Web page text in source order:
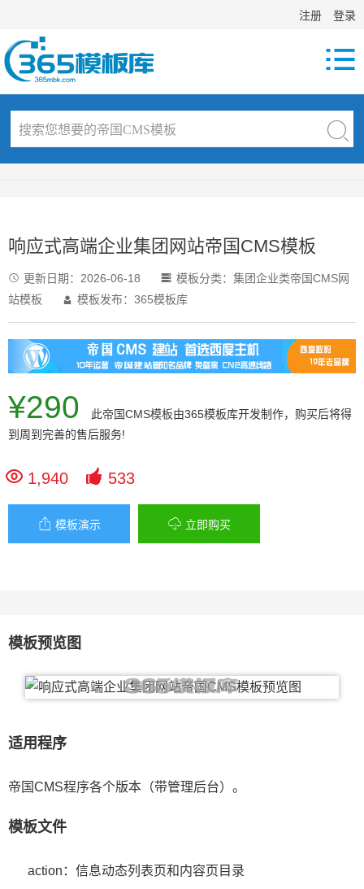
注册 登录

响应式高端企业集团网站帝国CMS模板
 更新日期： 2026-06-18  模板分类： 集团企业类帝国CMS网
站模板
 模板发布：365模板库
¥290 此帝国CMS模板由365模板库开发制作，购买后将得
到周到完善的售后服务!
 1,940  533
 模板演示  立即购买
模板预览图
适用程序
帝国CMS程序各个版本（带管理后台）。
模板文件
action：信息动态列表页和内容页目录